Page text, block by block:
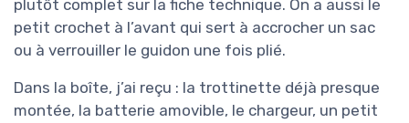
plutôt complet sur la fiche technique. On a aussi le
petit crochet à l’avant qui sert à accrocher un sac
ou à verrouiller le guidon une fois plié.
Dans la boîte, j’ai reçu : la trottinette déjà presque
montée, la batterie amovible, le chargeur, un petit